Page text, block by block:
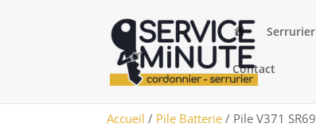
A
c
c
u
e
i
Serrurier
Contact
Accueil / Pile Batterie / Pile V371 SR69